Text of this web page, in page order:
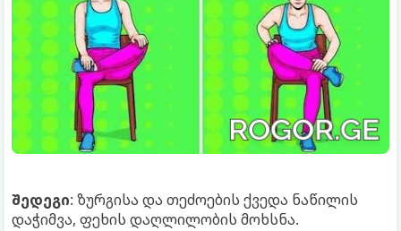
შედეგი: ზურგისა და თეძოების ქვედა ნაწილის
დაჭიმვა, ფეხის დაღლილობის მოხსნა.